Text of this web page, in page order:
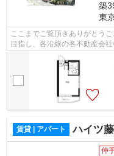
築
東
ここまでご覧頂きありがとう
目指し、各沿線の各不動産会
様へ提供しております！最新の
賃貸 | アパート ハイツ
仲